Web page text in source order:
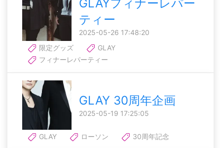
GLAYフィナーレパー
ティー
2025-05-26 17:48:20
限定グッズ
GLAY
フィナーレパーティー
GLAY 30周年企画
2025-05-19 17:25:05
GLAY ローソン 30周年記念